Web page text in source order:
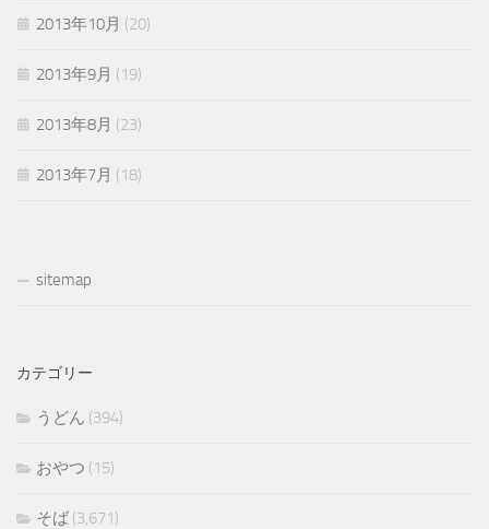
2013年10月 (20)
2013年9月 (19)
2013年8月 (23)
2013年7月 (18)
sitemap
カテゴリー
うどん (394)
おやつ (15)
そば (3,671)